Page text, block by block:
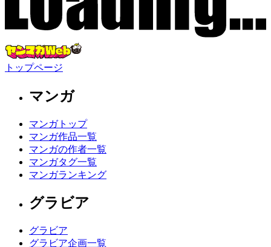
トップページ
マンガ
マンガトップ
マンガ作品一覧
マンガの作者一覧
マンガタグ一覧
マンガランキング
グラビア
グラビア
グラビア企画一覧